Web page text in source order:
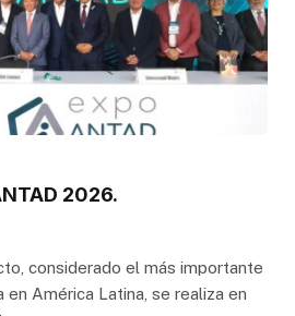
2026.
considerado el más importante
América Latina, se realiza en